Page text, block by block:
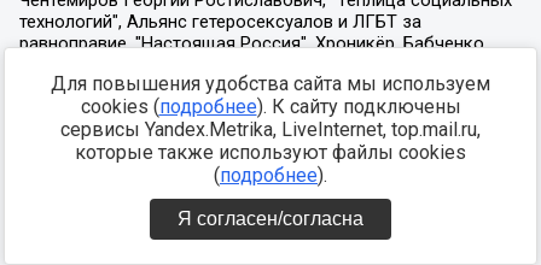
Для повышения удобства сайта мы используем
cookies (подробнее). К сайту подключены
сервисы Yandex.Metrika, LiveInternet, top.mail.ru,
которые также используют файлы cookies
(подробнее).
Я согласен/согласна